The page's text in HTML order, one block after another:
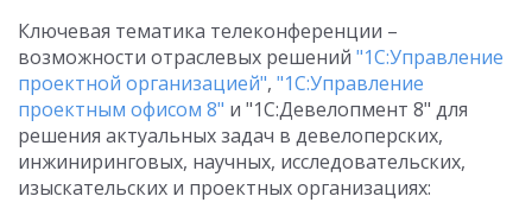
Ключевая тематика телеконференции –
возможности отраслевых решений "1С:Управление
проектной организацией", "1С:Управление
проектным офисом 8" и "1С:Девелопмент 8" для
решения актуальных задач в девелоперских,
инжиниринговых, научных, исследовательских,
изыскательских и проектных организациях: